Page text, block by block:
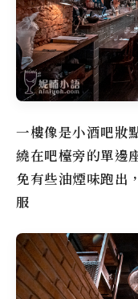
一樓像是小酒吧妝
繞在吧檯旁的單邊
免有些油煙味跑出
服